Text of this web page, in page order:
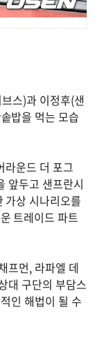
스)과 이정후(샌
밥을 먹는 모습
라운드 더 포그
앞두고 샌프란시
가상 시나리오를
트레이드 파트
프먼, 라파엘 데
대 구단의 부담스
인 해법이 될 수